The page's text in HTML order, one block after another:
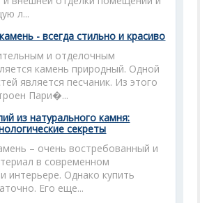
л...
- всегда стильно и красиво
и отделочным
камень природный. Одной
является песчаник. Из этого
Пари�...
из натурального камня:
секреты
– очень востребованный и
в современном
интерьере. Однако купить
Его еще...